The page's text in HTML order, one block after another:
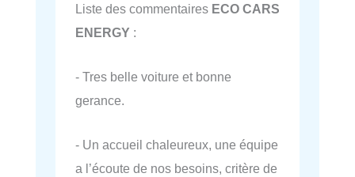
Liste des commentaires ECO CARS
ENERGY :
- Tres belle voiture et bonne
gerance.
- Un accueil chaleureux, une équipe
a l’écoute de nos besoins, critère de